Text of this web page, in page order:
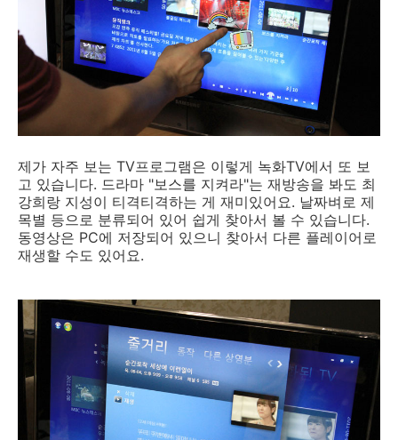
제가 자주 보는 TV프로그램은 이렇게 녹화TV에서 또 보
고 있습니다. 드라마 "보스를 지켜라"는 재방송을 봐도 최
강희랑 지성이 티격티격하는 게 재미있어요. 날짜벼로 제
목별 등으로 분류되어 있어 쉽게 찾아서 볼 수 있습니다.
동영상은 PC에 저장되어 있으니 찾아서 다른 플레이어로
재생할 수도 있어요.